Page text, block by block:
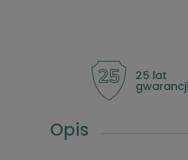
25 lat
gwarancji
Opis